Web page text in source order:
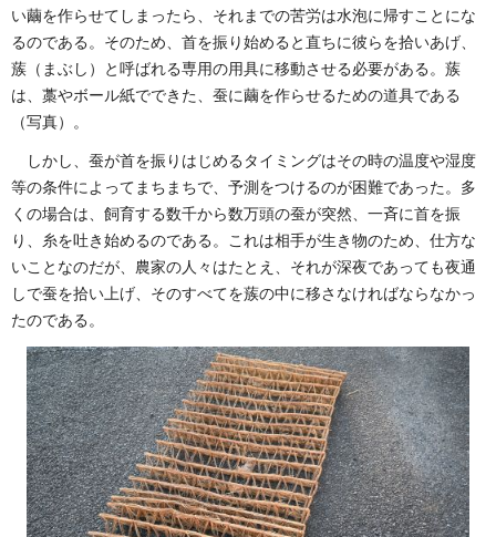
い繭を作らせてしまったら、それまでの苦労は水泡に帰すことにな
るのである。そのため、首を振り始めると直ちに彼らを拾いあげ、
蔟（まぶし）と呼ばれる専用の用具に移動させる必要がある。蔟
は、藁やボール紙でできた、蚕に繭を作らせるための道具である
（写真）。
しかし、蚕が首を振りはじめるタイミングはその時の温度や湿度
等の条件によってまちまちで、予測をつけるのが困難であった。多
くの場合は、飼育する数千から数万頭の蚕が突然、一斉に首を振
り、糸を吐き始めるのである。これは相手が生き物のため、仕方な
いことなのだが、農家の人々はたとえ、それが深夜であっても夜通
しで蚕を拾い上げ、そのすべてを蔟の中に移さなければならなかっ
たのである。